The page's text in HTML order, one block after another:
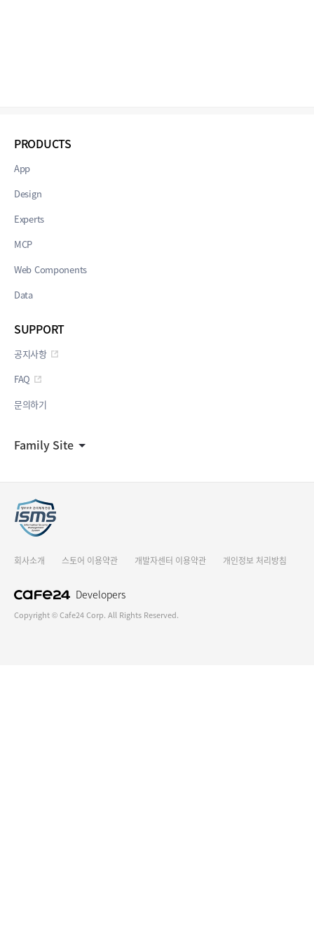
Developers
Family Site
PRODUCTS
App
Design
Experts
MCP
Web Components
Data
SUPPORT
공지사항
FAQ
문의하기
회사소개 스토어 이용약관 개발자센터 이용약관 개인정보 처리방침
Copyright © Cafe24 Corp. All Rights Reserved.